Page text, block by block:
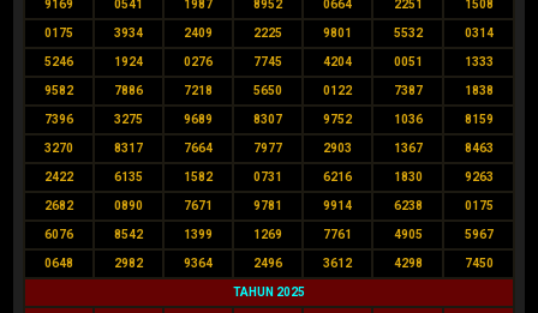
9169 0541 1987 8952 0664 2251 1508
0175 3934 2409 2225 9801 5532 0314
5246 1924 0276 7745 4204 0051 1333
9582 7886 7218 5650 0122 7387 1838
7396 3275 9689 8307 9752 1036 8159
3270 8317 7664 7977 2903 1367 8463
2422 6135 1582 0731 6216 1830 9263
2682 0890 7671 9781 9914 6238 0175
6076 8542 1399 1269 7761 4905 5967
0648 2982 9364 2496 3612 4298 7450
TAHUN 2025